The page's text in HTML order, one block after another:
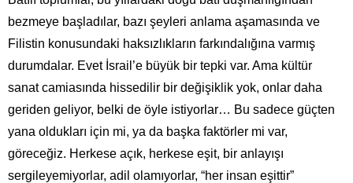
bezmeye başladılar, bazı şeyleri anlama aşamasında ve
Filistin konusundaki haksızlıkların farkındalığına varmış
durumdalar. Evet İsrail’e büyük bir tepki var. Ama kültür
sanat camiasında hissedilir bir değişiklik yok, onlar daha
geriden geliyor, belki de öyle istiyorlar… Bu sadece güçten
yana oldukları için mi, ya da başka faktörler mi var,
göreceğiz. Herkese açık, herkese eşit, bir anlayışı
sergileyemiyorlar, adil olamıyorlar, “her insan eşittir”